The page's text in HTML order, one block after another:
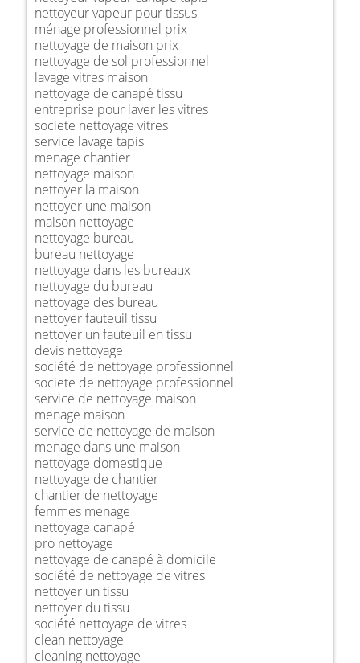
nettoyeur vapeur pour tissus
ménage professionnel prix
nettoyage de maison prix
nettoyage de sol professionnel
lavage vitres maison
nettoyage de canapé tissu
entreprise pour laver les vitres
societe nettoyage vitres
service lavage tapis
menage chantier
nettoyage maison
nettoyer la maison
nettoyer une maison
maison nettoyage
nettoyage bureau
bureau nettoyage
nettoyage dans les bureaux
nettoyage du bureau
nettoyage des bureau
nettoyer fauteuil tissu
nettoyer un fauteuil en tissu
devis nettoyage
société de nettoyage professionnel
societe de nettoyage professionnel
service de nettoyage maison
menage maison
service de nettoyage de maison
menage dans une maison
nettoyage domestique
nettoyage de chantier
chantier de nettoyage
femmes menage
nettoyage canapé
pro nettoyage
nettoyage de canapé à domicile
société de nettoyage de vitres
nettoyer un tissu
nettoyer du tissu
société nettoyage de vitres
clean nettoyage
cleaning nettoyage